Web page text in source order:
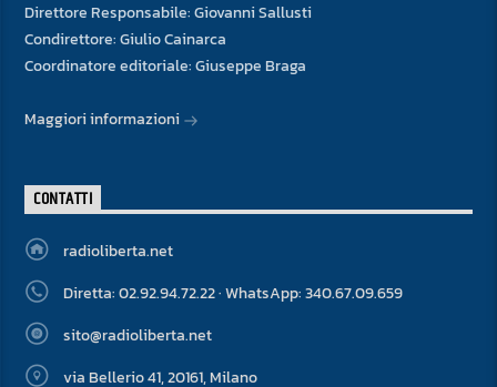
Direttore Responsabile: Giovanni Sallusti
Condirettore: Giulio Cainarca
Coordinatore editoriale: Giuseppe Braga
Maggiori informazioni
CONTATTI
radioliberta.net
Diretta: 02.92.94.72.22 · WhatsApp: 340.67.09.659
sito@radioliberta.net
via Bellerio 41, 20161, Milano